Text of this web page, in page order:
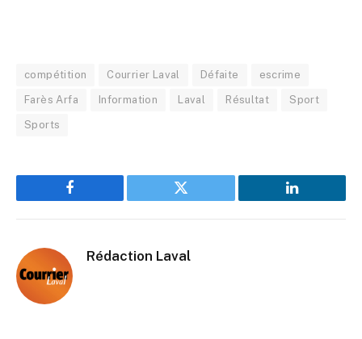
compétition Courrier Laval Défaite escrime
Farès Arfa Information Laval Résultat Sport
Sports
Facebook Twitter LinkedIn
Rédaction Laval